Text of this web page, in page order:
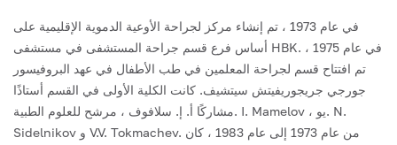
في عام 1973 ، تم إنشاء مركز لجراحة الأوعية الدموية الإقليمية على
أساس فرع قسم جراحة المستشفى في مستشفى HBK. في عام 1975 ،
تم افتتاح قسم لجراحة المعلمين في طب الأطفال في عهد البروفيسور
جورجي جريجوريفيتش سيتشيف. كانت الكلية الأولى في القسم أستاذًا
مشاركًا أ. إ. سلافوف ، مرشح للعلوم الطبية. I. Mamelov ، يو. N.
Sidelnikov و V.V. Tokmachev. من عام 1973 إلى عام 1983 ، كان